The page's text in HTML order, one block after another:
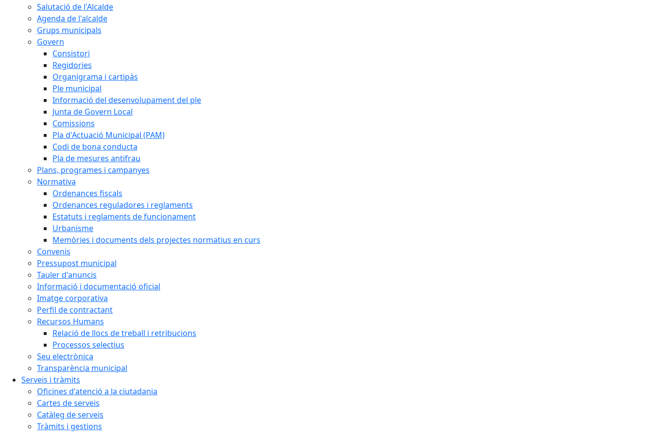
Salutació de l'Alcalde
Agenda de l'alcalde
Grups municipals
Govern
Consistori
Regidories
Organigrama i cartipàs
Ple municipal
Informació del desenvolupament del ple
Junta de Govern Local
Comissions
Pla d'Actuació Municipal (PAM)
Codi de bona conducta
Pla de mesures antifrau
Plans, programes i campanyes
Normativa
Ordenances fiscals
Ordenances reguladores i reglaments
Estatuts i reglaments de funcionament
Urbanisme
Memòries i documents dels projectes normatius en curs
Convenis
Pressupost municipal
Tauler d'anuncis
Informació i documentació oficial
Imatge corporativa
Perfil de contractant
Recursos Humans
Relació de llocs de treball i retribucions
Processos selectius
Seu electrònica
Transparència municipal
Serveis i tràmits
Oficines d'atenció a la ciutadania
Cartes de serveis
Catàleg de serveis
Tràmits i gestions